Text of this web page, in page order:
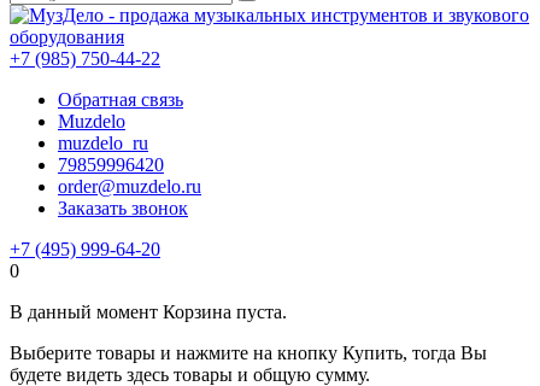
+7 (985) 750-44-22
Обратная связь
Muzdelo
muzdelo_ru
79859996420
order@muzdelo.ru
Заказать звонок
+7 (495) 999-64-20
0
В данный момент Корзина пуста.
Выберите товары и нажмите на кнопку Купить, тогда Вы
будете видеть здесь товары и общую сумму.